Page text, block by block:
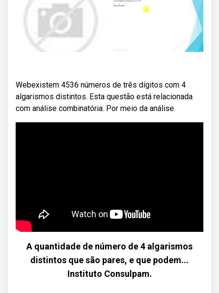
Webexistem 4536 números de três dígitos com 4
algarismos distintos. Esta questão está relacionada
com análise combinatória. Por meio da análise.
A quantidade de número de 4 algarismos
distintos que são pares, e que podem...
Instituto Consulpam.